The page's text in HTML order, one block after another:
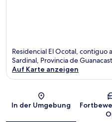
Residencial El Ocotal, contiguo
Sardinal, Provincia de
Auf Karte anzeigen
In der Umgebung